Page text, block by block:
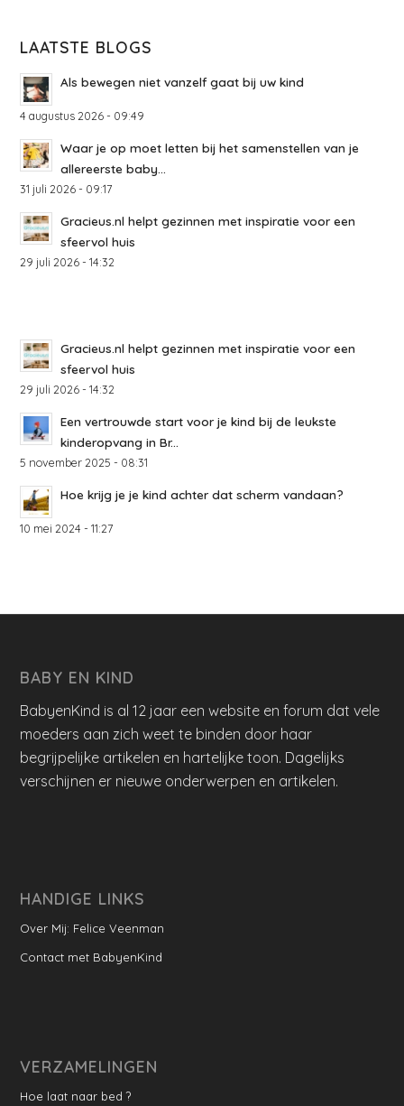
LAATSTE BLOGS
Als bewegen niet vanzelf gaat bij uw kind
4 augustus 2026 - 09:49
Waar je op moet letten bij het samenstellen van je
allereerste baby...
31 juli 2026 - 09:17
Gracieus.nl helpt gezinnen met inspiratie voor een
sfeervol huis
29 juli 2026 - 14:32
Gracieus.nl helpt gezinnen met inspiratie voor een
sfeervol huis
29 juli 2026 - 14:32
Een vertrouwde start voor je kind bij de leukste
kinderopvang in Br...
5 november 2025 - 08:31
Hoe krijg je je kind achter dat scherm vandaan?
10 mei 2024 - 11:27
BABY EN KIND
BabyenKind is al 12 jaar een website en forum dat vele
moeders aan zich weet te binden door haar
begrijpelijke artikelen en hartelijke toon. Dagelijks
verschijnen er nieuwe onderwerpen en artikelen.
HANDIGE LINKS
Over Mij: Felice Veenman
Contact met BabyenKind
VERZAMELINGEN
Hoe laat naar bed ?